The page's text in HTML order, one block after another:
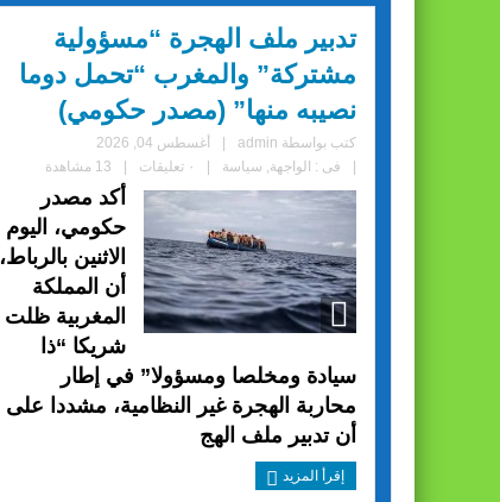
تدبير ملف الهجرة “مسؤولية
مشتركة” والمغرب “تحمل دوما
نصيبه منها” (مصدر حكومي)
كتب بواسطة admin
أغسطس 04, 2026
فى : الواجهة, سياسة ٠ تعليقات 13 مشاهدة
أكد مصدر
حكومي، اليوم
الاثنين بالرباط،
أن المملكة
المغربية ظلت
شريكا “ذا
سيادة ومخلصا ومسؤولا” في إطار
محاربة الهجرة غير النظامية، مشددا على
أن تدبير ملف الهج
إقرأ المزيد